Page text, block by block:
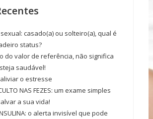
casado(a) ou solteiro(a), qual é
status?
do valor de referência, não significa
saudável!
o estresse
NAS FEZES: um exame simples
a sua vida!
o alerta invisível que pode